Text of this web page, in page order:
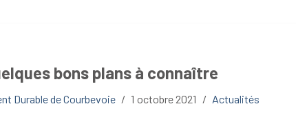
bons plans à connaître
Durable de Courbevoie 1 octobre 2021 Actualités